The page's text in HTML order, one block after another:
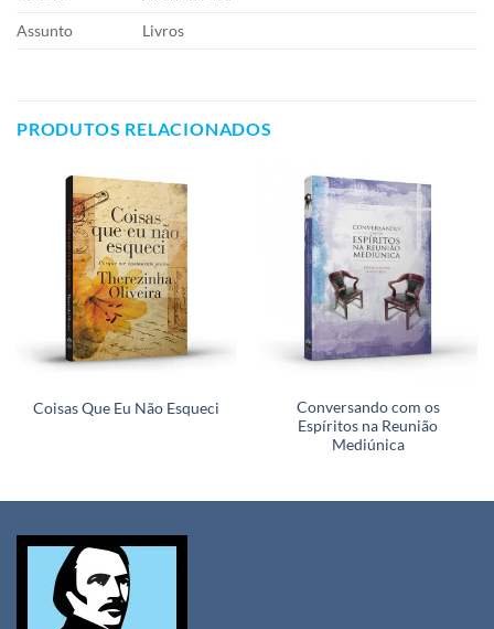
Assunto
Livros
PRODUTOS RELACIONADOS
Coisas Que Eu Não Esqueci
Conversando com os
Espíritos na Reunião
Mediúnica